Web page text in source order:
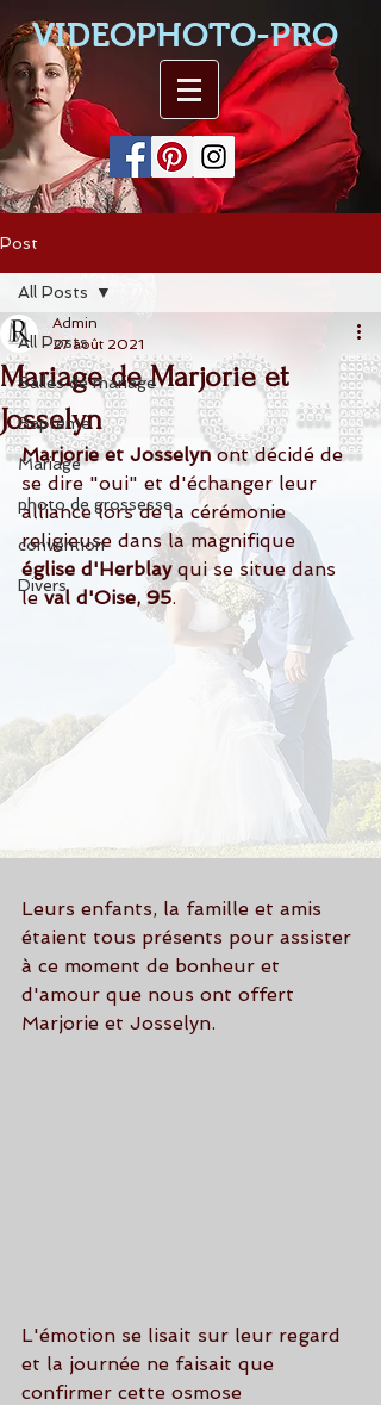
VIDEOPHOTO-PRO
Post
All Posts
Salles de mariage
Baptême
Mariage
photo de grossesse
convention
Divers
All Posts
Mariage de Marjorie et
Josselyn
Admin
27 août 2021
Marjorie et Josselyn ont décidé de
se dire "oui" et d'échanger leur
alliance lors de la cérémonie
religieuse dans la magnifique
église d'Herblay qui se situe dans
le val d'Oise, 95.
Leurs enfants, la famille et amis
étaient tous présents pour assister
à ce moment de bonheur et
d'amour que nous ont offert
Marjorie et Josselyn.
L'émotion se lisait sur leur regard
et la journée ne faisait que
confirmer cette osmose